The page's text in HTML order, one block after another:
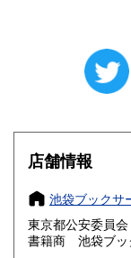
大阪府
奈良県
鳥取県
店舗情報
池袋ブックサ
東京都公安委員
書籍商 池袋ブッ